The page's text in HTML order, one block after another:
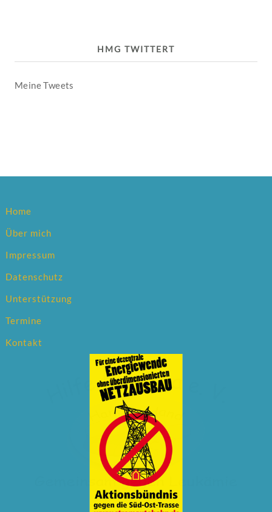
HMG TWITTERT
Meine Tweets
Home
Über mich
Impressum
Datenschutz
Unterstützung
Termine
Kontakt